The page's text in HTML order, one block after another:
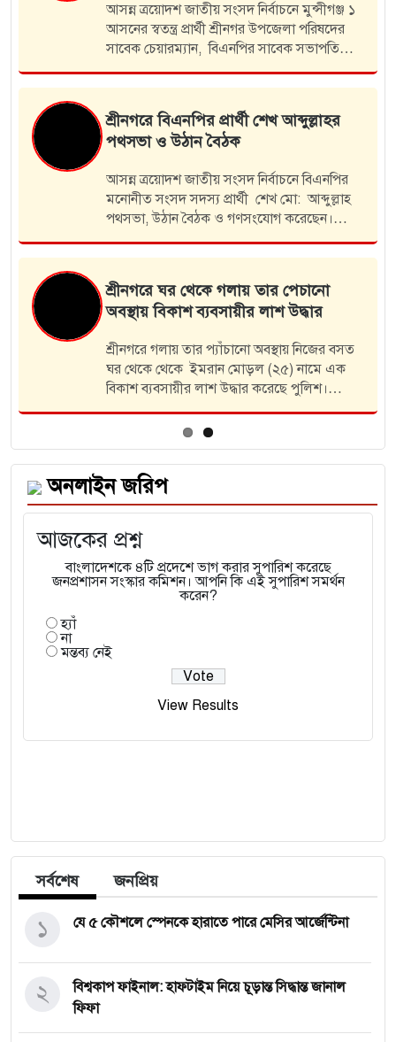
শ্রীনগর উপজেলার বাড়িখাল ইউনিয়নের বালাশুর
নতুন বাজার এলাকায় সরকারি একটি দীঘির কিছু
অংশ দখলের চেষ্টা করছে একটি ভূমিদস্য চক্র। এ
ঘটনায় স্থানীয় লোকজন বাধা দিতে গেলে ভূমিদস্য
চক্রটির সাথে তাূের…
শ্রীনগরে বিএনপির মনোনীত প্রার্থী
আব্দুল্লাহর উঠান বৈঠক
আসন্ন ত্রয়োদশ জাতীয় সংসদ নির্বাচনে বিএনপির
মনোনীত সংসদ সদস্য প্রার্থী শেখ মো:আব্দুল্লাহ
গণসংযোগ ও উঠান বৈঠক করেছেন। ধানের শীষের
বিজয়ের লক্ষে সোমবার বিকালে উপজেলার শ্রীনগর
উপজেলা বিএনপির উপদেষ্টা এস এম…
শ্রীনগরে জামায়াতে ইসলামীর নির্বাচনী
গণমিছিল অনুষ্ঠিত
ইনসাফের বাংলাদেশ গড়তে দাঁড়িপাল্লা ও ‘হ্যাঁ’
ভোটের আহ্বান ইনসাফভিত্তিক, ন্যায় ও সমতাপূর্ণ
বাংলাদেশ গড়তে দাঁড়িপাল্লা প্রতীকে এবং ‘হ্যাঁ’
ভোটে সিল দেওয়ার আহ্বান জানিয়েছেন অধ্যাপক
এবিএম ফজলুল করীম। তিনি বলেন, ইনসাফ…
অনলাইন জরিপ
আজকের প্রশ্ন
বাংলাদেশকে ৪টি প্রদেশে ভাগ করার সুপারিশ করেছে
জনপ্রশাসন সংস্কার কমিশন। আপনি কি এই সুপারিশ সমর্থন
করেন?
হ্যাঁ
না
মন্তব্য নেই
View Results
সর্বশেষ জনপ্রিয়
যে ৫ কৌশলে স্পেনকে হারাতে পারে মেসির আর্জেন্টিনা
১
বিশ্বকাপ ফাইনাল: হাফটাইম নিয়ে চূড়ান্ত সিদ্ধান্ত জানাল
ফিফা
২